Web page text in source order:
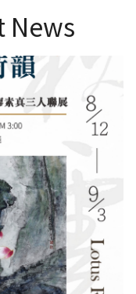
News